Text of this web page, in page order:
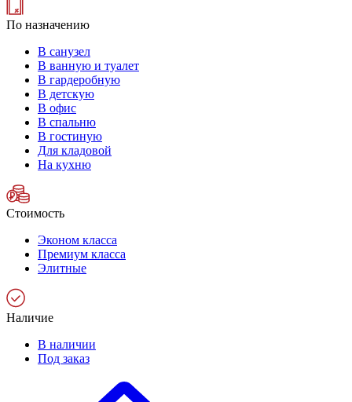
По назначению
В санузел
В ванную и туалет
В гардеробную
В детскую
В офис
В спальню
В гостиную
Для кладовой
На кухню
Стоимость
Эконом класса
Премиум класса
Элитные
Наличие
В наличии
Под заказ